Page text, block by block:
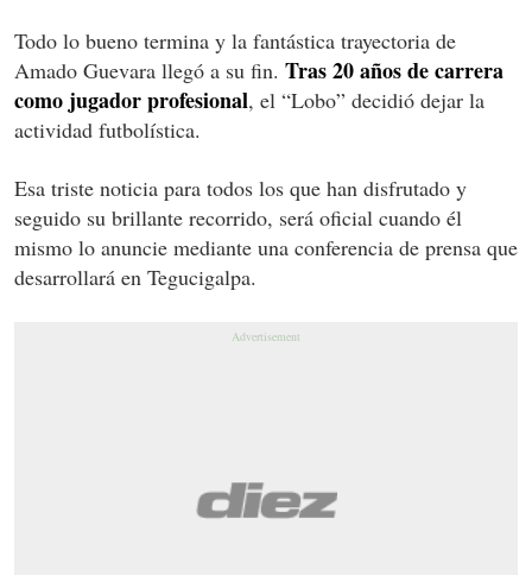
Todo lo bueno termina y la fantástica trayectoria de
Amado Guevara llegó a su fin. Tras 20 años de carrera
como jugador profesional, el “Lobo” decidió dejar la
actividad futbolística.
Esa triste noticia para todos los que han disfrutado y
seguido su brillante recorrido, será oficial cuando él
mismo lo anuncie mediante una conferencia de prensa que
desarrollará en Tegucigalpa.